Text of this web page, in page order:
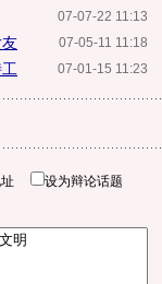
07-07-22 11:13
07-05-11 11:18
07-01-15 11:23
址 设为辩论话题